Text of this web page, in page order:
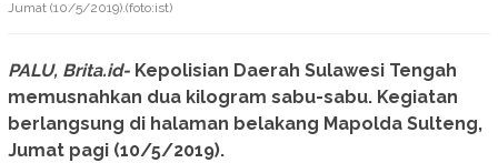
Jumat (10/5/2019).(foto:ist)
PALU, Brita.id- Kepolisian Daerah Sulawesi Tengah
memusnahkan dua kilogram sabu-sabu. Kegiatan
berlangsung di halaman belakang Mapolda Sulteng,
Jumat pagi (10/5/2019).